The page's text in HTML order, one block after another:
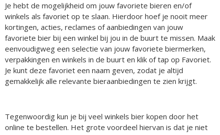
Je hebt de mogelijkheid om jouw favoriete bieren en/of
winkels als favoriet op te slaan. Hierdoor hoef je nooit meer
kortingen, acties, reclames of aanbiedingen van jouw
favoriete bier bij een winkel bij jou in de buurt te missen. Maak
eenvoudigweg een selectie van jouw favoriete biermerken,
verpakkingen en winkels in de buurt en klik of tap op Favoriet.
Je kunt deze favoriet een naam geven, zodat je altijd
gemakkelijk alle relevante bieraanbiedingen te zien krijgt.
Tegenwoordig kun je bij veel winkels bier kopen door het
online te bestellen. Het grote voordeel hiervan is dat je niet